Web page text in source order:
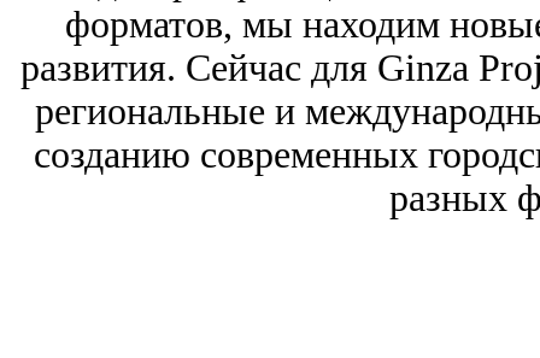
форматов, мы находим
развития. Сейчас для Ginza
региональные и
созданию современных
разных